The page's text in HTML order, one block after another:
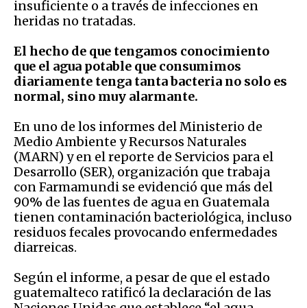
insuficiente o a través de infecciones en
heridas no tratadas.
El hecho de que tengamos conocimiento
que el agua potable que consumimos
diariamente tenga tanta bacteria no solo es
normal, sino muy alarmante.
En uno de los informes del Ministerio de
Medio Ambiente y Recursos Naturales
(MARN) y en el reporte de Servicios para el
Desarrollo (SER), organización que trabaja
con Farmamundi se evidenció que más del
90% de las fuentes de agua en Guatemala
tienen contaminación bacteriológica, incluso
residuos fecales provocando enfermedades
diarreicas.
Según el informe, a pesar de que el estado
guatemalteco ratificó la declaración de las